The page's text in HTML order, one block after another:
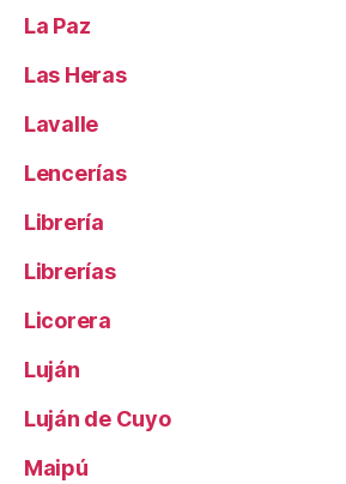
La Paz
Las Heras
Lavalle
Lencerías
Librería
Librerías
Licorera
Luján
Luján de Cuyo
Maipú